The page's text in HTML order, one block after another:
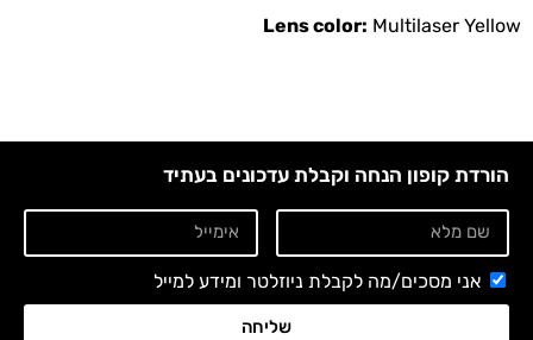
Lens color: Multilaser Yellow
הורדת קופון הנחה וקבלת עדכונים בעתיד
אני מסכים/מה לקבלת ניוזלטר ומידע למייל
שליחה